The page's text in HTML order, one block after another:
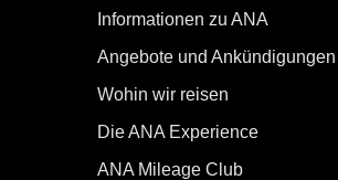
Informationen zu ANA
Angebote und Ankündigungen
Wohin wir reisen
Die ANA Experience
ANA Mileage Club